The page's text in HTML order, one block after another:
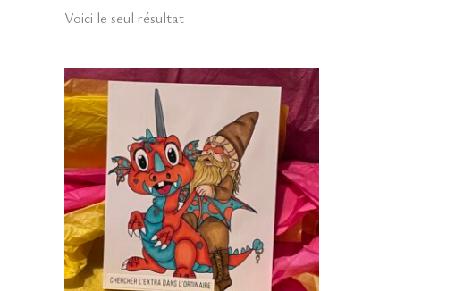
Voici le seul résultat